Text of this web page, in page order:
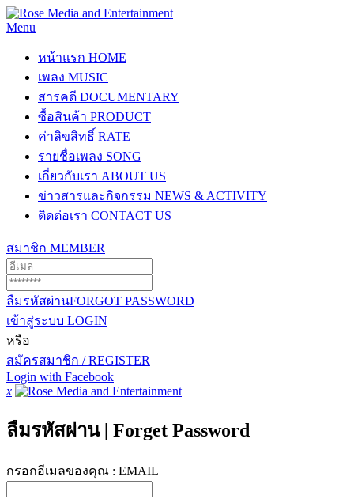
Menu
หน้าแรก HOME
เพลง MUSIC
สารคดี DOCUMENTARY
ซื้อสินค้า PRODUCT
ค่าลิขสิทธิ์ RATE
รายชื่อเพลง SONG
เกี่ยวกับเรา ABOUT US
ข่าวสารและกิจกรรม NEWS & ACTIVITY
ติดต่อเรา CONTACT US
สมาชิก MEMBER
ลืมรหัสผ่านFORGOT PASSWORD
เข้าสู่ระบบ LOGIN
หรือ
สมัครสมาชิก / REGISTER
Login with Facebook
x
ลืมรหัสผ่าน | Forget Password
กรอกอีเมลของคุณ : EMAIL